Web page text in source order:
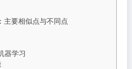
主要相似点与不同点
器学习